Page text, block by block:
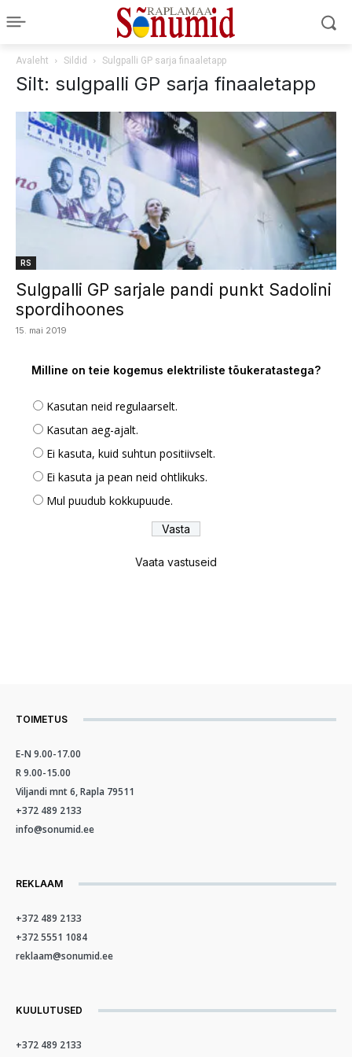
Avaleht Sildid Sulgpalli GP sarja finaaletapp
Silt: sulgpalli GP sarja finaaletapp
RS
Sulgpalli GP sarjale pandi punkt Sadolini
spordihoones
15. mai 2019
Milline on teie kogemus elektriliste tõukeratastega?
Kasutan neid regulaarselt.
Kasutan aeg-ajalt.
Ei kasuta, kuid suhtun positiivselt.
Ei kasuta ja pean neid ohtlikuks.
Mul puudub kokkupuude.
Vaata vastuseid
TOIMETUS
E-N 9.00-17.00
R 9.00-15.00
Viljandi mnt 6, Rapla 79511
+372 489 2133
info@sonumid.ee
REKLAAM
+372 489 2133
+372 5551 1084
reklaam@sonumid.ee
KUULUTUSED
+372 489 2133